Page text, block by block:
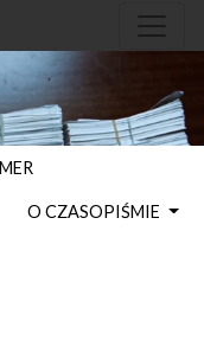
O CZASOPIŚMIE